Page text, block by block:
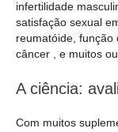
infertilidade
satisfação sexual
reumatóide, função
câncer , e muitos
A ciência:
Com muitos